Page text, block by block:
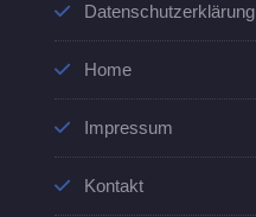
Datenschutzerklärung
Home
Impressum
Kontakt